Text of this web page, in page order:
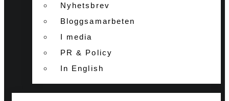
Nyhetsbrev
Bloggsamarbeten
I media
PR & Policy
In English